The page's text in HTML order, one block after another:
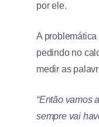
por ele.
A
pedindo no
medir as
“Então vamos
sempre vai